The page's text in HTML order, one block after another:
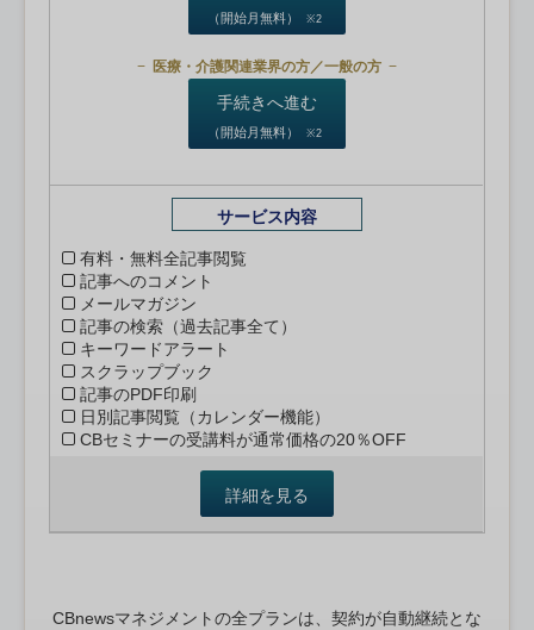
（開始月無料） ※2
医療・介護関連業界の方／一般の方
手続きへ進む
（開始月無料） ※2
サービス内容
有料・無料全記事閲覧
記事へのコメント
メールマガジン
記事の検索（過去記事全て）
キーワードアラート
スクラップブック
記事のPDF印刷
日別記事閲覧（カレンダー機能）
CBセミナーの受講料が通常価格の20％OFF
詳細を見る
CBnewsマネジメントの全プランは、契約が自動継続とな